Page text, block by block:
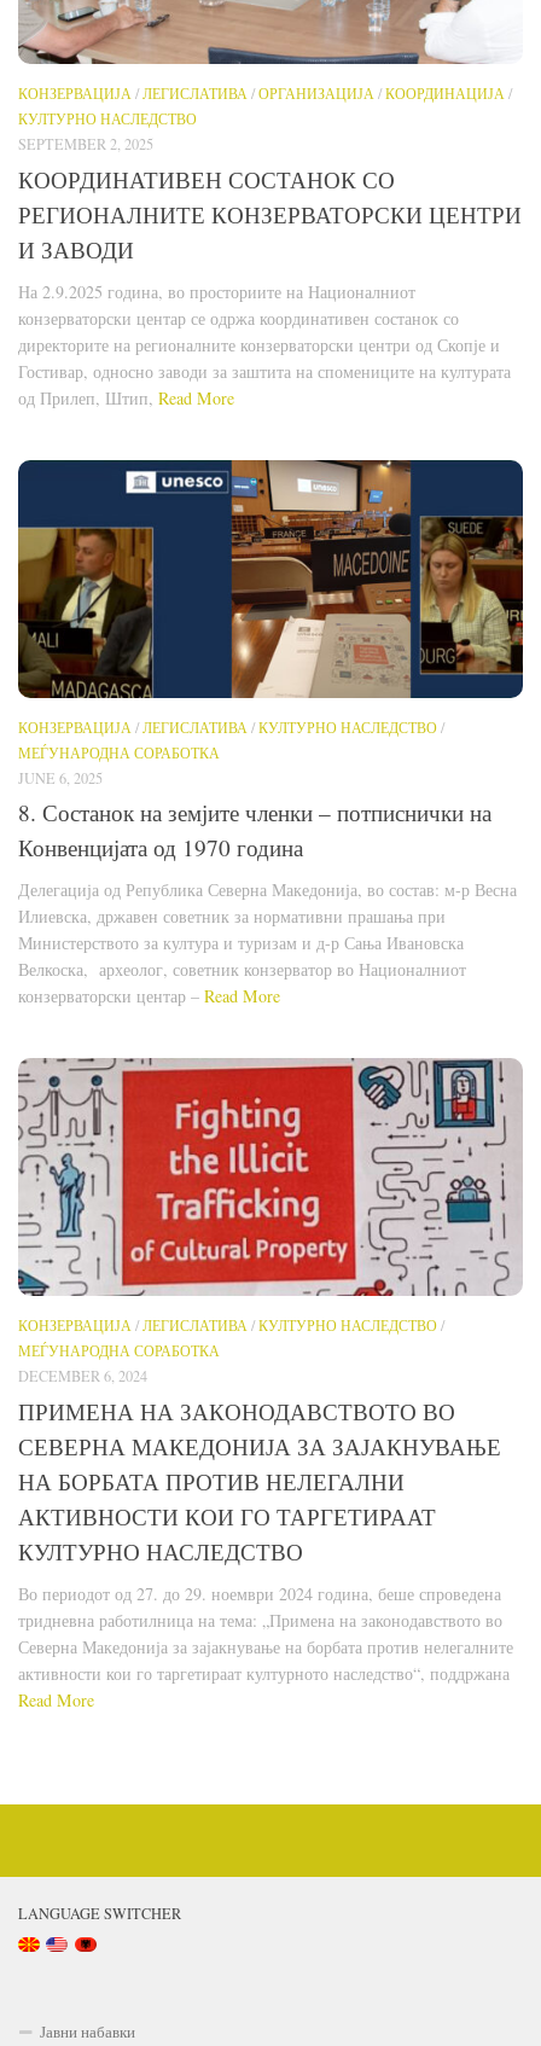
КОНЗЕРВАЦИЈА /ЛЕГИСЛАТИВА /ОРГАНИЗАЦИЈА /КООРДИНАЦИЈА /
КУЛТУРНО НАСЛЕДСТВО
SEPTEMBER 2, 2025
КООРДИНАТИВЕН СОСТАНОК СО
РЕГИОНАЛНИТЕ КОНЗЕРВАТОРСКИ ЦЕНТРИ
И ЗАВОДИ
На 2.9.2025 година, во просториите на Националниот
конзерваторски центар се одржа координативен состанок со
директорите на регионалните конзерваторски центри од Скопје и
Гостивар, односно заводи за заштита на спомениците на културата
од Прилеп, Штип, Read More
КОНЗЕРВАЦИЈА /ЛЕГИСЛАТИВА /КУЛТУРНО НАСЛЕДСТВО/
МЕЃУНАРОДНА СОРАБОТКА
JUNE 6, 2025
8. Состанок на земјите членки – потписнички на
Конвенцијата од 1970 година
Делегација од Република Северна Македонија, во состав: м-р Весна
Илиевска, државен советник за нормативни прашања при
Министерството за култура и туризам и д-р Сања Ивановска
Велкоска, археолог, советник конзерватор во Националниот
конзерваторски центар – Read More
КОНЗЕРВАЦИЈА/ЛЕГИСЛАТИВА/КУЛТУРНО НАСЛЕДСТВО/
МЕЃУНАРОДНА СОРАБОТКА
DECEMBER 6, 2024
ПРИМЕНА НА ЗАКОНОДАВСТВОТО ВО
СЕВЕРНА МАКЕДОНИЈА ЗА ЗАЈАКНУВАЊЕ
НА БОРБАТА ПРОТИВ НЕЛЕГАЛНИ
АКТИВНОСТИ КОИ ГО ТАРГЕТИРААТ
КУЛТУРНО НАСЛЕДСТВО
Во периодот од 27. до 29. ноември 2024 година, беше спроведена
тридневна работилница на тема: „Примена на законодавството во
Северна Македонија за зајакнување на борбата против нелегалните
активности кои го таргетираат културното наследство“, поддржана
Read More
LANGUAGE SWITCHER
Јавни набавки